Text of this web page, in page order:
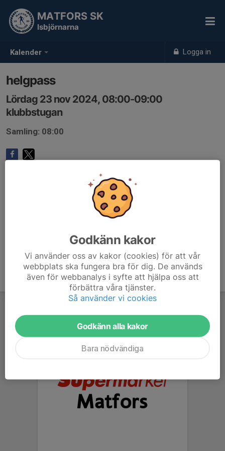
Kalender Logga in
MATFORS SK
Isbjörnarna
helgpass
Lördag 23 nov 2024, 08:00-09:00
klubbstugan
Samling: 08:00
Godkänn kakor
Vi använder oss av kakor (cookies) för att vår
webbplats ska fungera bra för dig. De används
även för webbanalys i syfte att hjälpa oss att
förbättra våra tjänster.
Så använder vi cookies
Godkänn alla kakor
Bara nödvändiga